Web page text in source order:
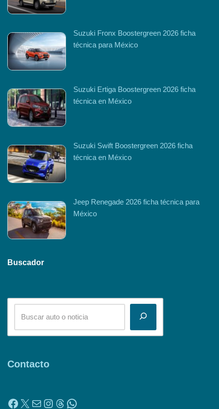
Suzuki Fronx Boostergreen 2026 ficha
técnica para México
Suzuki Ertiga Boostergreen 2026 ficha
técnica en México
Suzuki Swift Boostergreen 2026 ficha
técnica en México
Jeep Renegade 2026 ficha técnica para
México
Buscador
Contacto